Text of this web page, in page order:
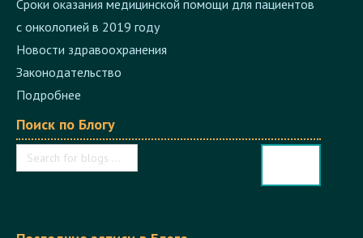
с онкологией в 2019 году
Новости здравоохранения
Законодательство
Подробнее
Поиск по Блогу